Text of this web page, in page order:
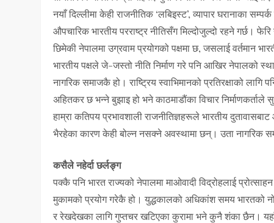
नयाँ दिल्लीमा केही राजनीतिक ‘लबिइस्ट’, व्यापार घरानाका
औपचारिक भारतीय परराष्ट्र नीतिसँग मिल्दोजुल्दो रहने गर्छ।
छिमेकी नेपालमा उग्रवाम प्रयोगको पक्षमा छ, जसलाई वर्तमान
भारतीय पक्षले जे-जस्तो नीति निर्माण गरे पनि आखिर नेपालको
नागरिक समाजकै हो। राष्ट्रिय स्वाभिमानको प्रतिरक्षाको लागि
अहितकर छ भन्ने बुझाइ हो भने काठमाडौंका विचार
हाम्रा कतिपय प्रभावशाली राजनीतिज्ञहरूले भारतीय दुतावासबाट
भैरहेका कारण केही बोल्न नसक्ने अवस्थामा छन्। उता नागरिक
कसैले नहेर्दा छर्लङ्ग
पक्कै पनि भारत राज्यको नेपालमा माओवादी विद्रोहलाई
मुकामको प्रयोग गरेकै हो। युद्धकालको अधिकांश समय भारतको
र रेखदेखका लागि गुप्तचर खटिएका कुरामा भने कुनै शंका छैन।